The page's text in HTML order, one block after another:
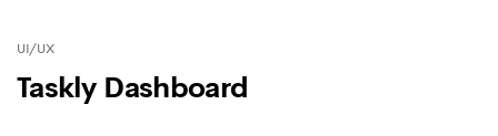
UI/UX
Taskly Dashboard